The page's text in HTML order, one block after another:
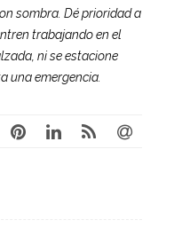
sombra. Dé prioridad a
trabajando en el
ni se estacione
una emergencia.